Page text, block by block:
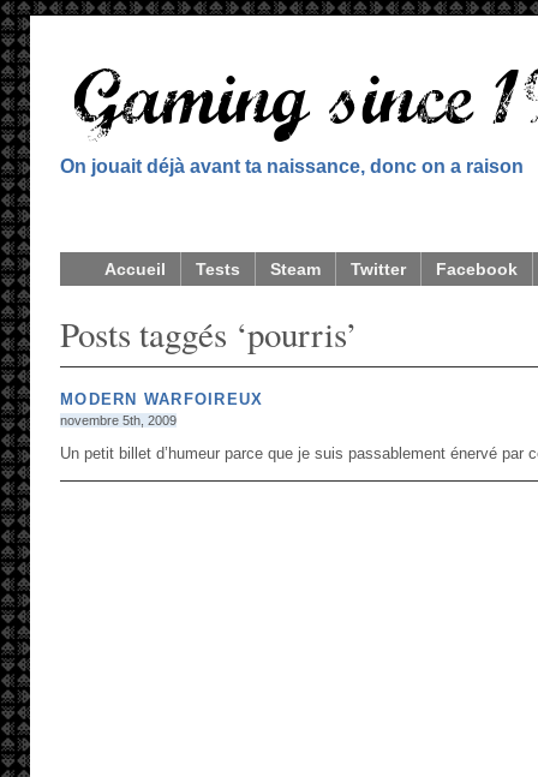
On jouait déjà avant ta naissance, donc on a raison
Accueil Tests Steam Twitter Facebook
Posts taggés ‘pourris’
MODERN WARFOIREUX
novembre 5th, 2009
Un petit billet d’humeur parce que je suis passablement énervé par